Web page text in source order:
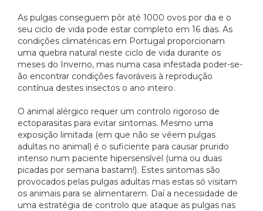
As pulgas conseguem pôr até 1000 ovos por dia e o
seu ciclo de vida pode estar completo em 16 dias. As
condições climatéricas em Portugal proporcionam
uma quebra natural neste ciclo de vida durante os
meses do Inverno, mas numa casa infestada poder-se-
ão encontrar condições favoráveis à reprodução
contínua destes insectos o ano inteiro.
O animal alérgico requer um controlo rigoroso de
ectoparasitas para evitar sintomas. Mesmo uma
exposição limitada (em que não se vêem pulgas
adultas no animal) é o suficiente para causar prurido
intenso num paciente hipersensível (uma ou duas
picadas por semana bastam!). Estes sintomas são
provocados pelas pulgas adultas mas estas só visitam
os animais para se alimentarem. Daí a necessidade de
uma estratégia de controlo que ataque as pulgas nas